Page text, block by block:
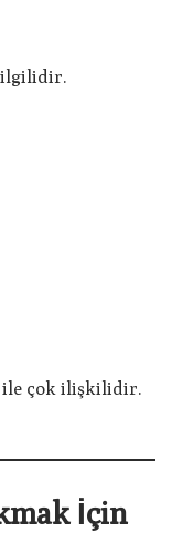
ilgilidir.
ile çok ilişkilidir.
İçin